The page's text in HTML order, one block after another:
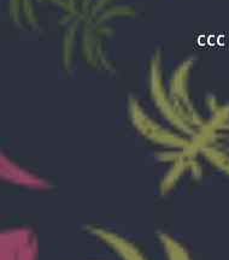
CCC